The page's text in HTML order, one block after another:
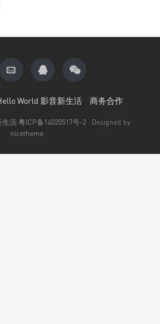
World 影音新生活 商务合作
生活 粤ICP备14020517号-2 · Designed by
nicetheme